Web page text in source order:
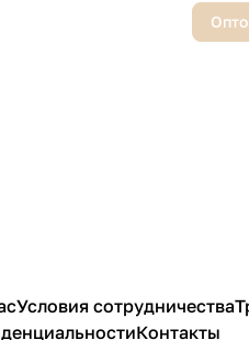
Условия сотрудничества
Контакты